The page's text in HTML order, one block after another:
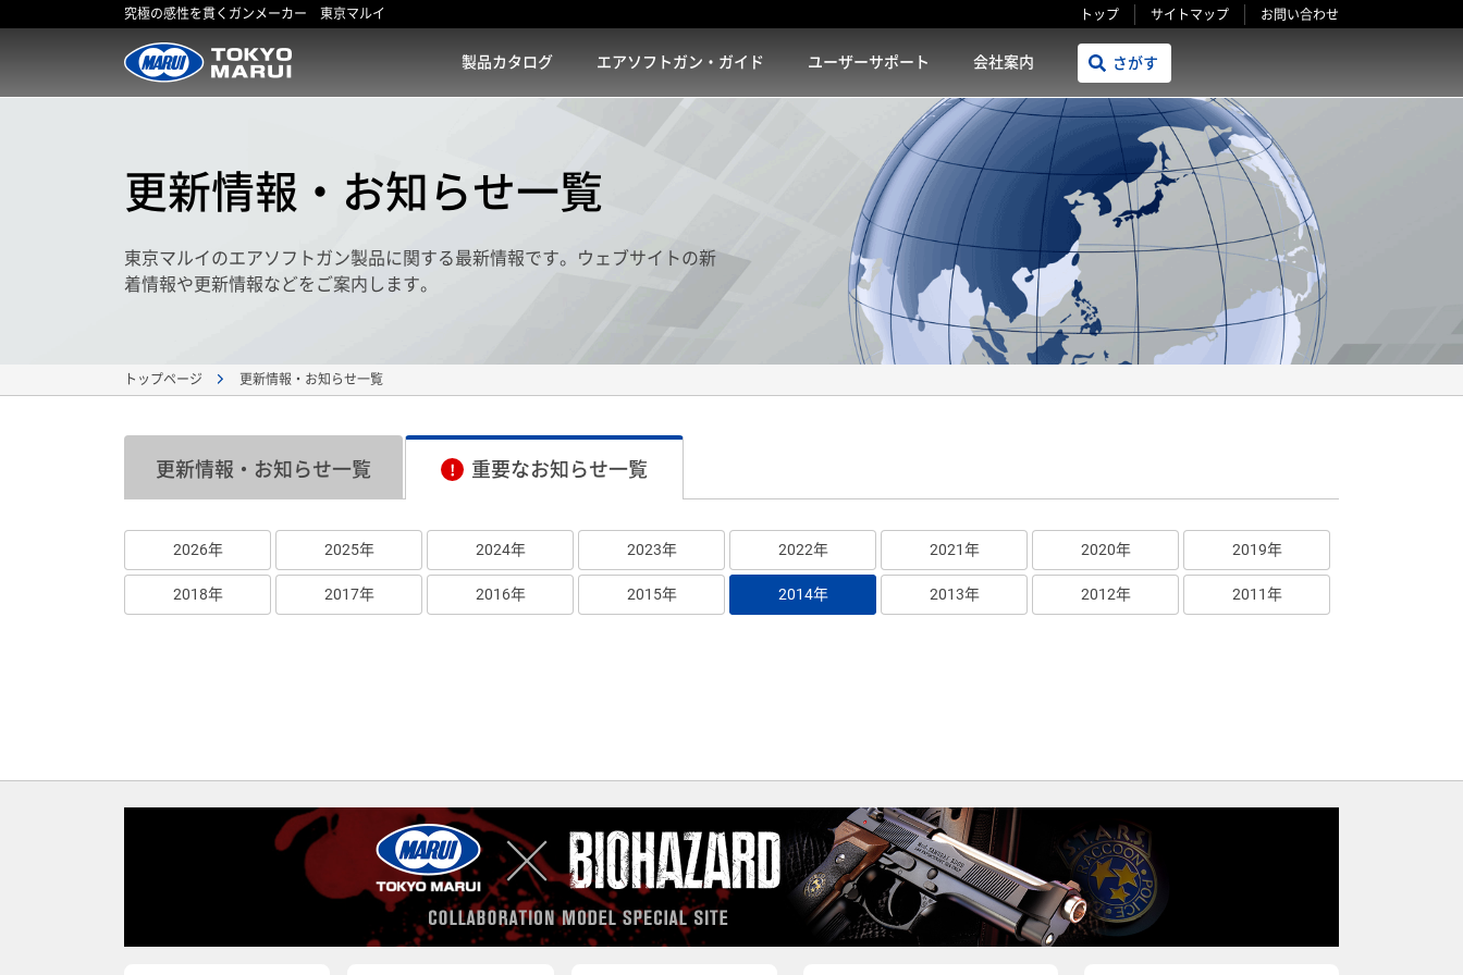
究極の感性を貫くガンメーカー 東京マルイ トップ サイトマップ お問い合わせ
製品カタログ エアソフトガン・ガイド ユーザーサポート 会社案内 さがす
更新情報・お知らせ一覧
東京マルイのエアソフトガン製品に関する最新情報です。ウェブサイトの新
着情報や更新情報などをご案内します。
トップページ 更新情報・お知らせ一覧
更新情報・お知らせ一覧 重要なお知らせ一覧
2026年 2025年 2024年 2023年 2022年 2021年 2020年 2019年
2018年 2017年 2016年 2015年 2014年 2013年 2012年 2011年